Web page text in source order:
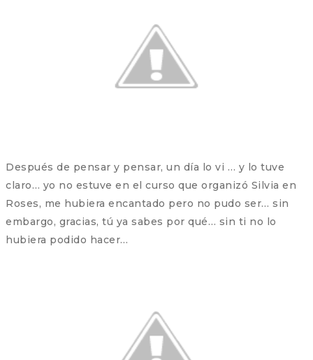
Después de pensar y pensar, un día lo vi … y lo tuve
claro… yo no estuve en el curso que organizó Silvia en
Roses, me hubiera encantado pero no pudo ser… sin
embargo, gracias, tú ya sabes por qué… sin ti no lo
hubiera podido hacer…